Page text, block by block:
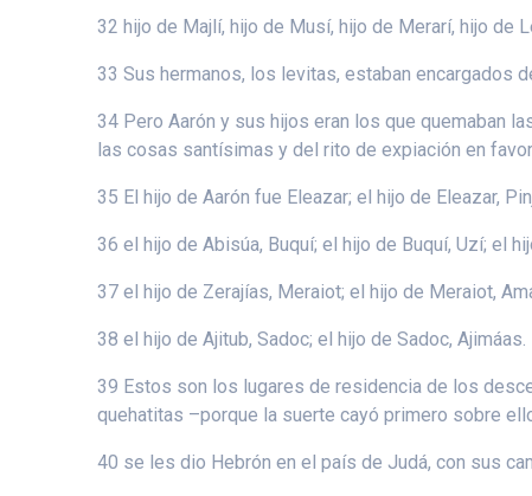
32 hijo de Majlí, hijo de Musí, hijo de Merarí, hijo de
33 Sus hermanos, los levitas, estaban encargados
34 Pero Aarón y sus hijos eran los que quemaban
las cosas santísimas y del rito de expiación en
35 El hijo de Aarón fue Eleazar; el hijo de Eleazar,
36 el hijo de Abisúa, Buquí; el hijo de Buquí, Uzí; el
37 el hijo de Zerajías, Meraiot; el hijo de Meraiot,
38 el hijo de Ajitub, Sadoc; el hijo de Sadoc, Ajimáas.
39 Estos son los lugares de residencia de los
quehatitas –porque la suerte cayó primero sobre
40 se les dio Hebrón en el país de Judá, con sus